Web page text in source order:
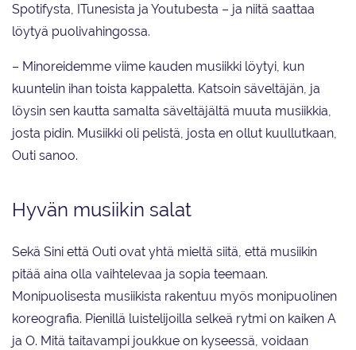
Spotifysta, ITunesista ja Youtubesta – ja niitä saattaa
löytyä puolivahingossa.
– Minoreidemme viime kauden musiikki löytyi, kun
kuuntelin ihan toista kappaletta. Katsoin säveltäjän, ja
löysin sen kautta samalta säveltäjältä muuta musiikkia,
josta pidin. Musiikki oli pelistä, josta en ollut kuullutkaan,
Outi sanoo.
Hyvän musiikin salat
Sekä Sini että Outi ovat yhtä mieltä siitä, että musiikin
pitää aina olla vaihtelevaa ja sopia teemaan.
Monipuolisesta musiikista rakentuu myös monipuolinen
koreografia. Pienillä luistelijoilla selkeä rytmi on kaiken A
ja O. Mitä taitavampi joukkue on kyseessä, voidaan